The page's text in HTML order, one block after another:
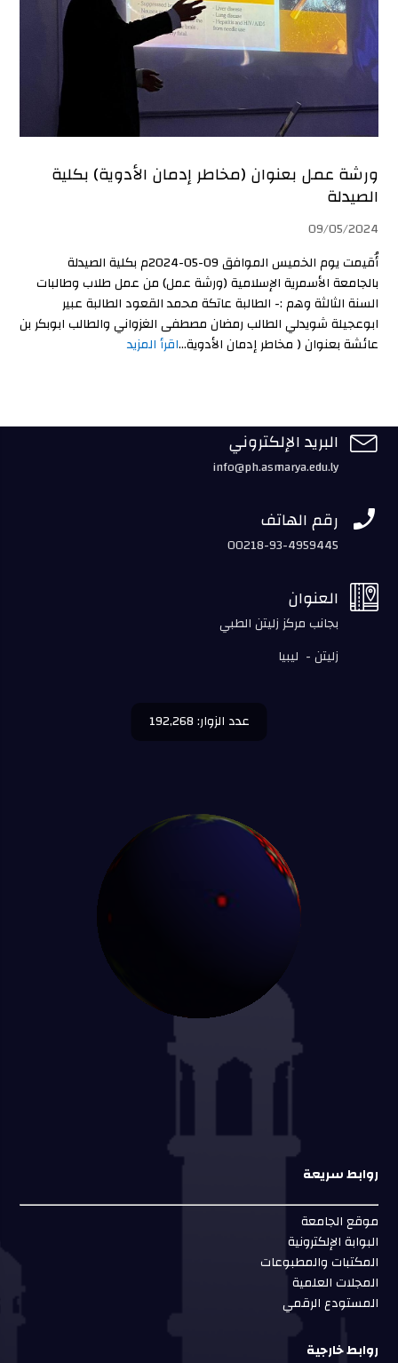
ورشة عمل بعنوان (مخاطر إدمان الأدوية) بكلية
الصيدلة
09/05/2024
أُقيمت يوم الخميس الموافق 09-05-2024م بكلية الصيدلة
بالجامعة الأسمرية الإسلامية (ورشة عمل) من عمل طلاب وطالبات
السنة الثالثة وهم :- الطالبة عاتكة محمد القعود الطالبة عبير
ابوعجيلة شويدلي الطالب رمضان مصطفى الغزواني والطالب ابوبكر بن
عائشة بعنوان ( مخاطر إدمان الأدوية...اقرأ المزيد
 البريد الإلكتروني
info@ph.asmarya.edu.ly
 رقم الهاتف
00218-93-4959445
 العنوان
بجانب مركز زليتن الطبي
زليتن - ليبيا
عدد الزوار: 192,268
روابط سريعة
موقع الجامعة
البوابة الإلكترونية
المكتبات والمطبوعات
المجلات العلمية
المستودع الرقمي
روابط خارجية